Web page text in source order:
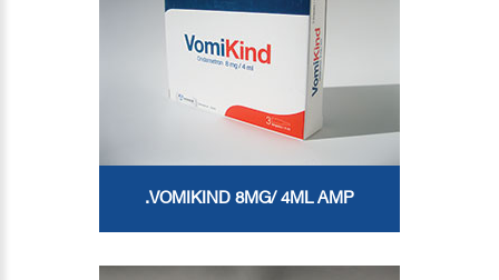
VOMIKIND 8MG/ 4ML AMP.